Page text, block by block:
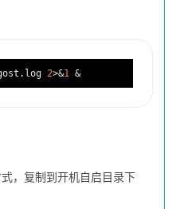
2>&1 &
，复制到开机自启目录下